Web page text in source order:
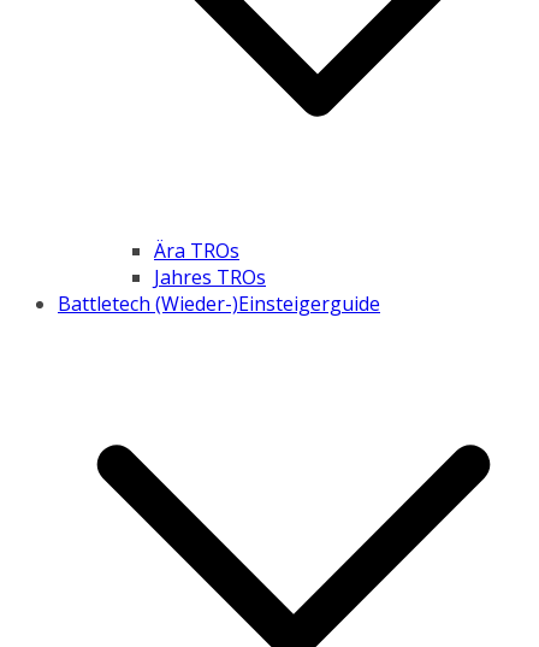
Ära TROs
Jahres TROs
Battletech (Wieder-)Einsteigerguide